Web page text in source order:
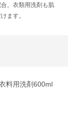
。衣類用洗剤も肌
ます。
料用洗剤600ml